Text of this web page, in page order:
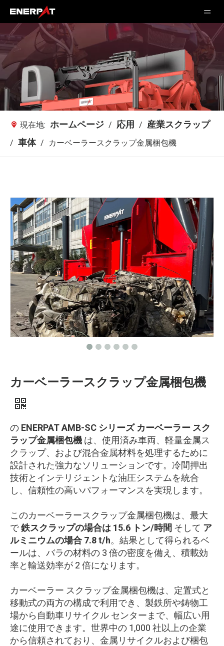
現在地: ホームページ / 応用 / 産業スクラップ
/ 車体 / カーベーラースクラップ金属梱包機
カーベーラースクラップ金属梱包機
の ENERPAT AMB-SC シリーズ カーベーラー スク
ラップ金属梱包機 は、使用済み車両、軽量金属ス
クラップ、および混合金属材料を処理するために
設計された強力なソリューションです。冷間押出
技術とインテリジェントな油圧システムを統合
し、信頼性の高いパフォーマンスを実現します。
このカーベーラースクラップ金属梱包機は、最大
で鉄スクラップの場合は 15.6 トン/時間 そして ア
ルミニウムの場合 7.8 t/h。結果として得られるベ
ールは、バラの材料の 3 倍の密度を備え、積載効
率と輸送効率が 2 倍になります。
カーベーラー スクラップ金属梱包機は、定置式と
移動式の両方の構成で利用でき、製鉄所や鋳物工
場から自動車リサイクル センターまで、幅広い用
途に使用できます。世界中の 1,000 社以上の企業
から信頼されており、金属リサイクルおよび梱包